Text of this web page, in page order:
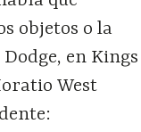
objetos o la
en Kings
West